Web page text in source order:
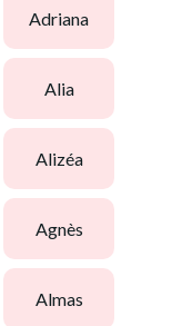
adriana
alia
alizéa
agnès
almas